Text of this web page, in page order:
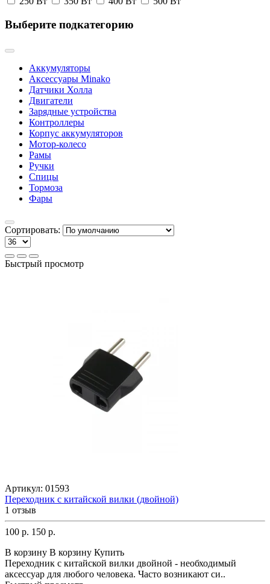
Выберите подкатегорию
Аккумуляторы
Аксессуары Minako
Датчики Холла
Двигатели
Зарядные устройства
Контроллеры
Корпус аккумуляторов
Мотор-колесо
Рамы
Ручки
Спицы
Тормоза
Фары
Сортировать:
Быстрый просмотр
Артикул: 01593
Переходник с китайской вилки (двойной)
1 отзыв
100 р. 150 р.
В корзину В корзину Купить
Переходник с китайской вилки двойной - необходимый
аксессуар для любого человека. Часто возникают си..